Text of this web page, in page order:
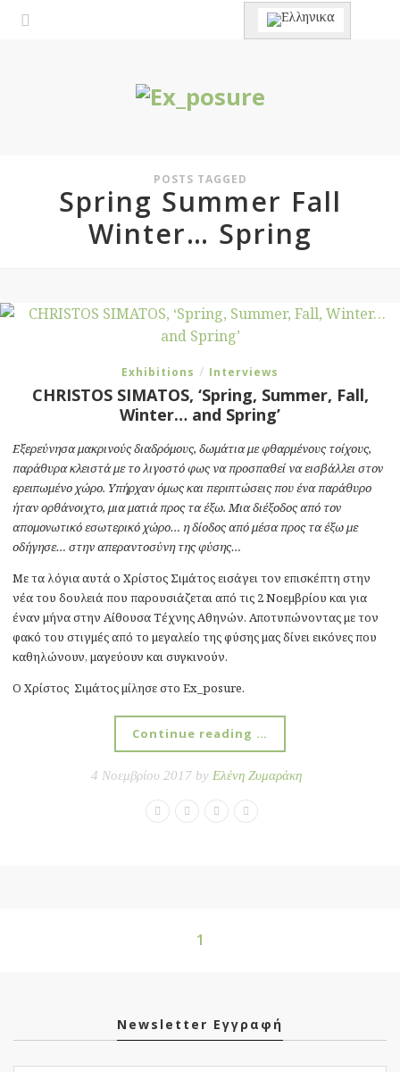
POSTS TAGGED
Spring Summer Fall
Winter… Spring
Exhibitions / Interviews
CHRISTOS SIMATOS, ‘Spring, Summer, Fall,
Winter… and Spring’
Εξερεύνησα μακρινούς διαδρόμους, δωμάτια με φθαρμένους τοίχους,
παράθυρα κλειστά με το λιγοστό φως να προσπαθεί να εισβάλλει στον
ερειπωμένο χώρο. Υπήρχαν όμως και περιπτώσεις που ένα παράθυρο
ήταν ορθάνοιχτο, μια ματιά προς τα έξω. Μια διέξοδος από τον
απομονωτικό εσωτερικό χώρο… η δίοδος από μέσα προς τα έξω με
οδήγησε… στην απεραντοσύνη της φύσης…
Με τα λόγια αυτά ο Χρίστος Σιμάτος εισάγει τον επισκέπτη στην
νέα του δουλειά που παρουσιάζεται από τις 2 Νοεμβρίου και για
έναν μήνα στην Αίθουσα Τέχνης Αθηνών. Αποτυπώνοντας με τον
φακό του στιγμές από το μεγαλείο της φύσης μας δίνει εικόνες που
καθηλώνουν, μαγεύουν και συγκινούν.
Ο Χρίστος Σιμάτος μίλησε στο Ex_posure.
Continue reading …
4 Νοεμβρίου 2017 by Ελένη Ζυμαράκη
1
Newsletter Εγγραφή